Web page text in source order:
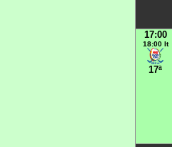
17:00
18:00 It
17ª